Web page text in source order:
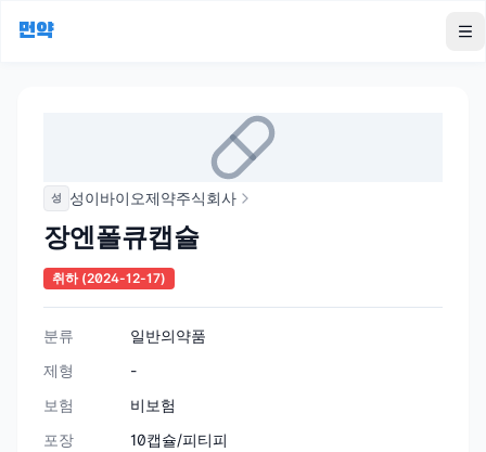
먼약
성 성이바이오제약주식회사
장엔폴큐캡슐
취하(2024-12-17)
분류
일반의약품
제형
-
보험
비보험
포장
10캡슐/피티피